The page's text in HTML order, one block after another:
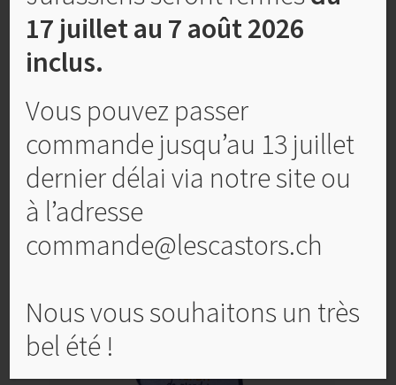
également en éponge tandis que l’extérieur est en toile
de coton à motifs.
Un biais assorti souligne le contour du linge à capuche.
Entretien : Lavage à 40° – sèche-linge à basse
température
Eponge de coton certifiée Ecocert et Gots
Produits similaires
17 juillet au 7 août 2026
inclus.
Vous pouvez passer
commande jusqu’au 13 juillet
dernier délai via notre site ou
à l’adresse
commande@lescastors.ch
Nous vous souhaitons un très
bel été !